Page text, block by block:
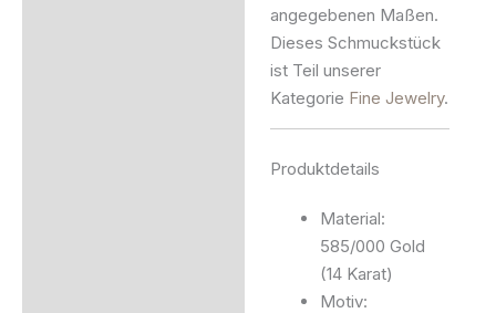
angegebenen Maßen.
Dieses Schmuckstück
ist Teil unserer
Kategorie Fine Jewelry.
Produktdetails
Material:
585/000 Gold
(14 Karat)
Motiv: